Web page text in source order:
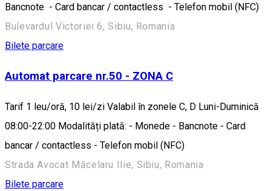
Bancnote - Card bancar / contactless - Telefon mobil (NFC)
Bulevardul Victoriei 6, Sibiu, Romania
Bilete parcare
Automat parcare nr.50 - ZONA C
Tarif 1 leu/oră, 10 lei/zi Valabil în zonele C, D Luni-Duminică
08:00-22:00 Modalități plată: - Monede - Bancnote - Card
bancar / contactless - Telefon mobil (NFC)
Strada Avocat Măcelaru Ilie, Sibiu, Romania
Bilete parcare